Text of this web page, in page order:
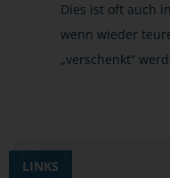
Dies ist oft auch
wenn wieder
„verschenkt“
LINKS